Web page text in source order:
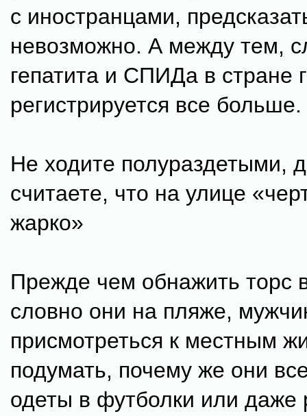
с иностранцами,
невозможно. А между тем,
гепатита и СПИДа в стране
регистрируется все больше.
Не ходите полураздетыми,
считаете, что на улице
жарко»
Прежде чем обнажить торс
словно они на пляже,
присмотреться к местным
подумать, почему же они
одеты в футболки или даже